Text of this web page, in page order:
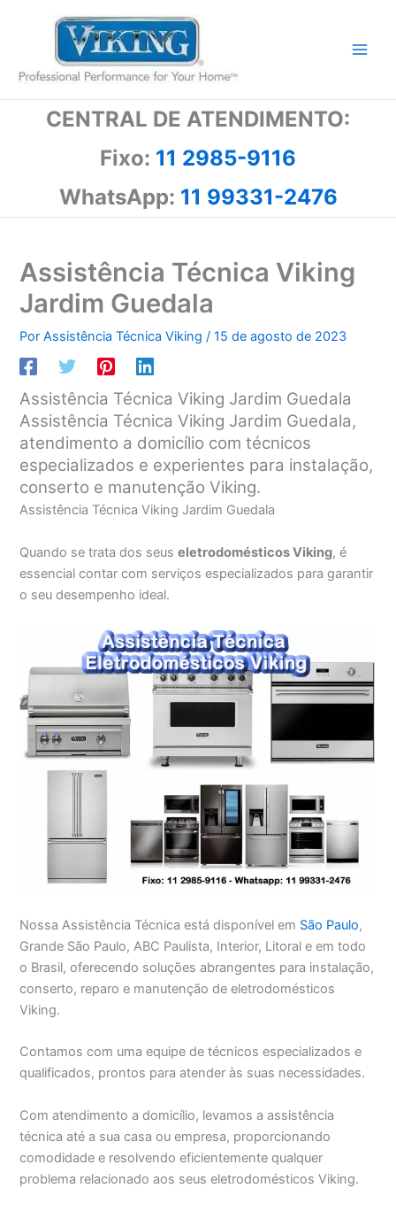
conteúdo
CENTRAL DE ATENDIMENTO:
Fixo: 11 2985-9116
WhatsApp: 11 99331-2476
Assistência Técnica Viking
Jardim Guedala
PorAssistência Técnica Viking/15 de agosto de 2023
Assistência Técnica Viking Jardim Guedala
Assistência Técnica Viking Jardim Guedala,
atendimento a domicílio com técnicos
especializados e experientes para instalação,
conserto e manutenção Viking.
Assistência Técnica Viking Jardim Guedala
Quando se trata dos seuseletrodomésticos Viking, é
essencial contar com serviços especializados para garantir
o seu desempenho ideal.
Nossa Assistência Técnica está disponível em São Paulo,
Grande São Paulo, ABC Paulista, Interior, Litoral e em todo
o Brasil, oferecendo soluções abrangentes para instalação,
conserto, reparo e manutenção de eletrodomésticos
Viking.
Contamos com uma equipe de técnicos especializados e
qualificados, prontos para atender às suas necessidades.
Com atendimento a domicílio, levamos a assistência
técnica até a sua casa ou empresa, proporcionando
comodidade e resolvendo eficientemente qualquer
problema relacionado aos seus eletrodomésticos Viking.